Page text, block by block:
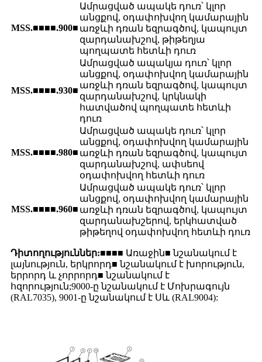
MSS.■■■■.900■
Ամրացված ապակե դուռ՝ կլոր
անցքով, օդափոխվող կամարային
առջևի դռան եզրագծով, կապույտ
զարդանախշով, թիթեղյա
պողպատե հետևի դուռ
MSS.■■■■.930■
Ամրացված ապակյա դուռ՝ կլոր
անցքով, օդափոխվող կամարային
առջևի դռան եզրագծով, կապույտ
զարդանախշով, կրկնակի
հատվածով պողպատե հետևի
դուռ
MSS.■■■■.980■
Ամրացված ապակե դուռ՝ կլոր
անցքով, օդափոխվող կամարային
առջևի դռան եզրագծով, կապույտ
զարդանախշով, ափսեով
օդափոխվող հետևի դուռ
MSS.■■■■.960■
Ամրացված ապակե դուռ՝ կլոր
անցքով, օդափոխվող կամարային
առջևի դռան եզրագծով, կապույտ
զարդանախշերով, երկհատված
թիթեղով օդափոխվող հետևի դուռ
Դիտողություններ:■■■■ Առաջին■ նշանակում է
լայնություն, երկրորդ■ նշանակում է խորություն,
երրորդ և չորրորդ■ նշանակում է
հզորություն;9000-ը նշանակում է Մոխրագույն
(RAL7035), 9001-ը նշանակում է Սև (RAL9004):